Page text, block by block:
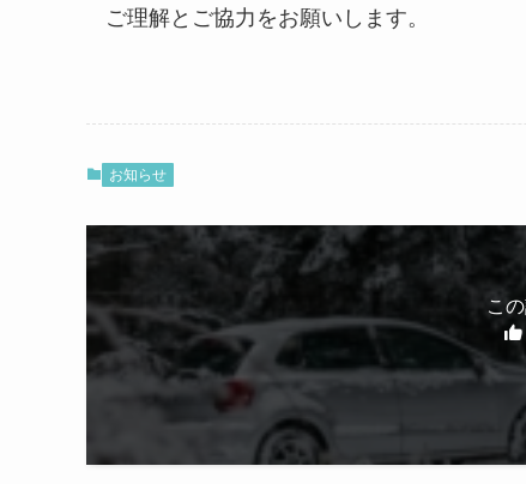
ご理解とご協力をお願いします。
お知らせ
こ